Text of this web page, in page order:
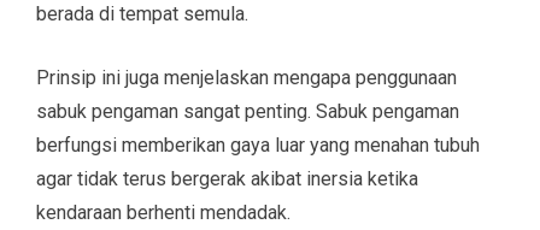
berada di tempat semula.
Prinsip ini juga menjelaskan mengapa penggunaan
sabuk pengaman sangat penting. Sabuk pengaman
berfungsi memberikan gaya luar yang menahan tubuh
agar tidak terus bergerak akibat inersia ketika
kendaraan berhenti mendadak.